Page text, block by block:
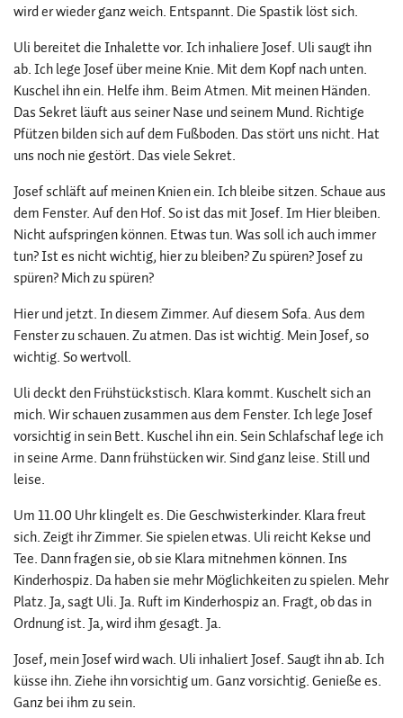
wird er wieder ganz weich. Entspannt. Die Spastik löst sich.
Uli bereitet die Inhalette vor. Ich inhaliere Josef. Uli saugt ihn
ab. Ich lege Josef über meine Knie. Mit dem Kopf nach unten.
Kuschel ihn ein. Helfe ihm. Beim Atmen. Mit meinen Händen.
Das Sekret läuft aus seiner Nase und seinem Mund. Richtige
Pfützen bilden sich auf dem Fußboden. Das stört uns nicht. Hat
uns noch nie gestört. Das viele Sekret.
Josef schläft auf meinen Knien ein. Ich bleibe sitzen. Schaue aus
dem Fenster. Auf den Hof. So ist das mit Josef. Im Hier bleiben.
Nicht aufspringen können. Etwas tun. Was soll ich auch immer
tun? Ist es nicht wichtig, hier zu bleiben? Zu spüren? Josef zu
spüren? Mich zu spüren?
Hier und jetzt. In diesem Zimmer. Auf diesem Sofa. Aus dem
Fenster zu schauen. Zu atmen. Das ist wichtig. Mein Josef, so
wichtig. So wertvoll.
Uli deckt den Frühstückstisch. Klara kommt. Kuschelt sich an
mich. Wir schauen zusammen aus dem Fenster. Ich lege Josef
vorsichtig in sein Bett. Kuschel ihn ein. Sein Schlafschaf lege ich
in seine Arme. Dann frühstücken wir. Sind ganz leise. Still und
leise.
Um 11.00 Uhr klingelt es. Die Geschwisterkinder. Klara freut
sich. Zeigt ihr Zimmer. Sie spielen etwas. Uli reicht Kekse und
Tee. Dann fragen sie, ob sie Klara mitnehmen können. Ins
Kinderhospiz. Da haben sie mehr Möglichkeiten zu spielen. Mehr
Platz. Ja, sagt Uli. Ja. Ruft im Kinderhospiz an. Fragt, ob das in
Ordnung ist. Ja, wird ihm gesagt. Ja.
Josef, mein Josef wird wach. Uli inhaliert Josef. Saugt ihn ab. Ich
küsse ihn. Ziehe ihn vorsichtig um. Ganz vorsichtig. Genieße es.
Ganz bei ihm zu sein.